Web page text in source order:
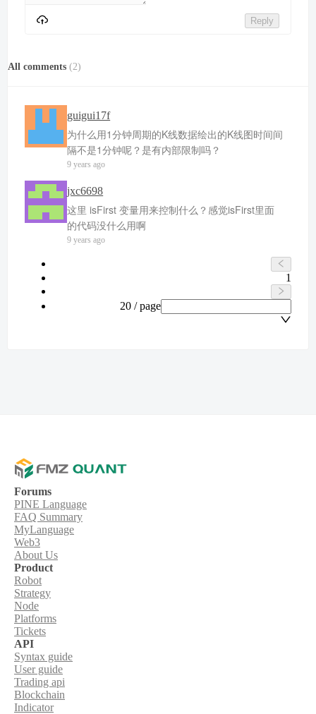
Reply
All comments (2)
guigui17f
为什么用1分钟周期的K线数据绘出的K线图时间间
隔不是1分钟呢？是有内部限制吗？
9 years ago
jxc6698
这里 isFirst 变量用来控制什么？感觉isFirst里面
的代码没什么用啊
9 years ago
1
20 / page
Forums
PINE Language
FAQ Summary
MyLanguage
Web3
About Us
Product
Robot
Strategy
Node
Platforms
Tickets
API
Syntax guide
User guide
Trading api
Blockchain
Indicator